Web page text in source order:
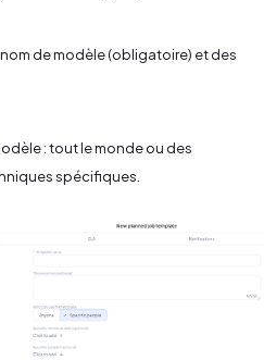
de modèle (obligatoire) et des
: tout le monde ou des
spécifiques.